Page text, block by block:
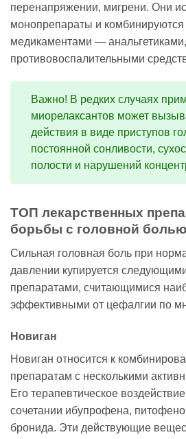
перенапряжении, мигрени. Они
монопрепараты и комбинируются
медикаментами —
противовоспалительными
Важно! В редких случаях
миорелаксантов может
действия в виде приступов
постоянной сонливости,
полости и нарушений
ТОП лекарственных
борьбы с головной болью
Сильная головная боль при
давлении купируется
препаратами, считающимися
эффективными от цефалгии по
Новиган
Новиган относится к
препаратам с несколькими
Его терапевтическое
сочетании ибупрофена,
бронида. Эти действующие